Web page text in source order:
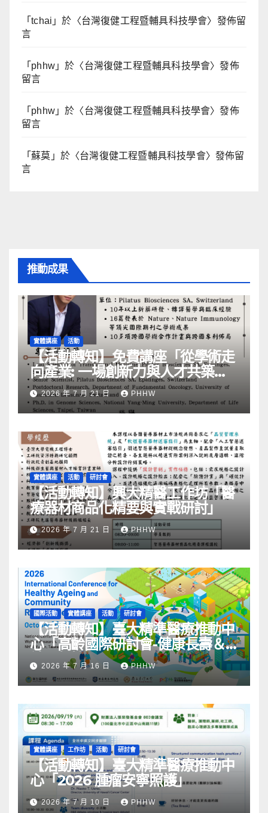
「tchai 」於〈台灣復健工程暨輔具科技學會〉發佈留
言
「 phhw 」於〈台灣復健工程暨輔具科技學會〉發佈
留言
「 phhw 」於〈台灣復健工程暨輔具科技學會〉發佈
留言
「蘇莫 」於〈台灣復健工程暨輔具科技學會〉發佈留
言
推動成果
實體講座 活動
【活動轉知】免費講座「從學術走
向產業: ⼀場創新力與⼈才共築的
旅程」
2026 年 7 月 21 日 PHHW
實體講座 活動 研討會
【活動轉知】興大精醫工作坊「醫
療器材商品化精要與實戰研討」
2026 年 7 月 21 日 PHHW
國際活動 實體講座 活動 研討會
【活動轉知】臺大精準醫療推動中
心「高齡國際研討會-健康長壽＆
社區韌性」
2026 年 7 月 16 日 PHHW
實體講座 工作坊 活動 研討會
【活動轉知】臺大精準醫療推動中
心「2026 腫瘤安寧照護」
2026 年 7 月 10 日 PHHW